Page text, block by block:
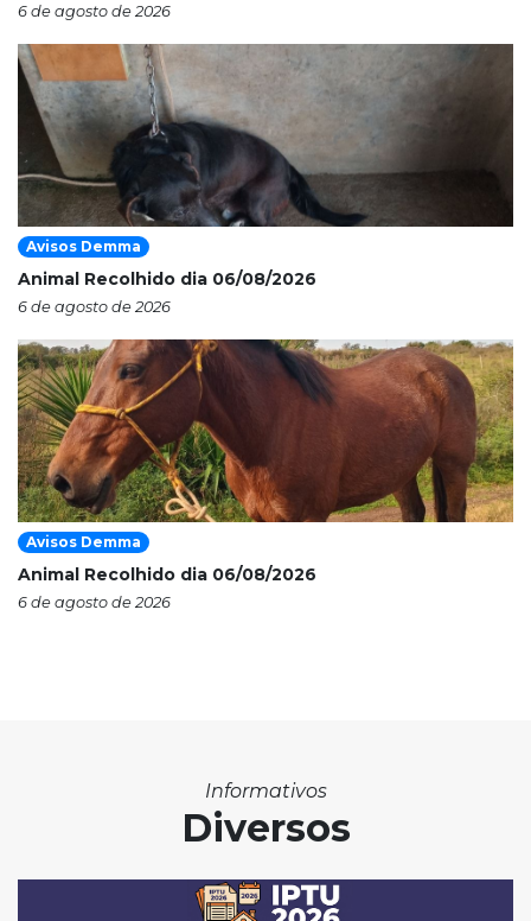
6 de agosto de 2026
Avisos Demma
Animal Recolhido dia 06/08/2026
6 de agosto de 2026
Avisos Demma
Animal Recolhido dia 06/08/2026
6 de agosto de 2026
Informativos
Diversos